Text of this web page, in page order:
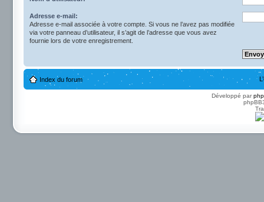
Adresse e-mail:
Adresse e-mail associée à votre compte. Si vous ne l’avez pas modifiée
via votre panneau d’utilisateur, il s’agit de l’adresse que vous avez
fournie lors de votre enregistrement.
Index du forum
Développé par